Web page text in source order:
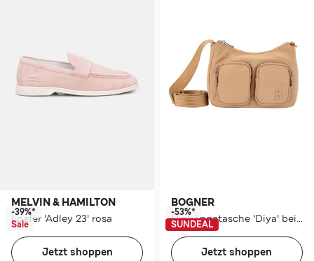
MELVIN & HAMILTON
Loafer 'Adley 23' rosa
-39%*
Sale
Jetzt shoppen
BOGNER
Umhängetasche 'Diya' beige
-53%*
SUNDEAL
Jetzt shoppen